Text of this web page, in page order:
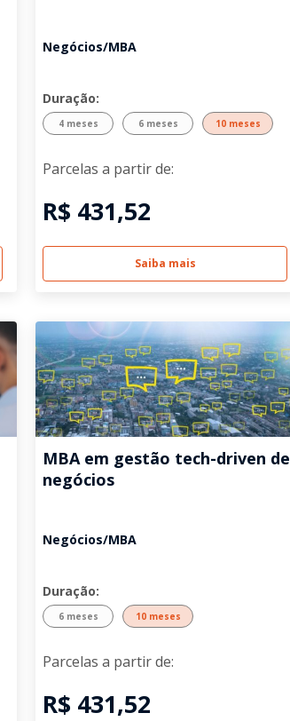
Negócios/MBA
Duração:
4 meses 6 meses 10 meses
Parcelas a partir de:
R$ 431,52
Saiba mais
MBA em gestão tech-driven de
negócios
Negócios/MBA
Duração:
6 meses 10 meses
Parcelas a partir de:
R$ 431,52